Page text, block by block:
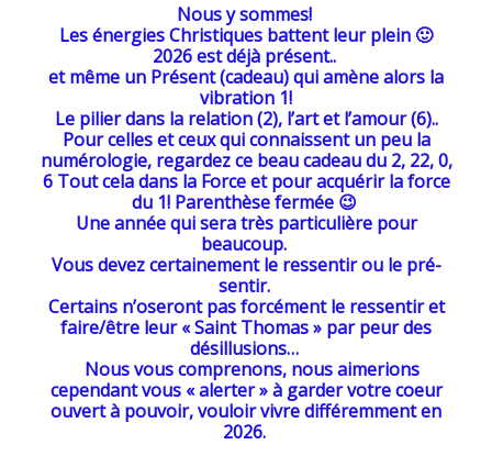
Nous y sommes!
Les énergies Christiques battent leur plein 🙂
2026 est déjà présent..
et même un Présent (cadeau) qui amène alors la
vibration 1!
Le pilier dans la relation (2), l’art et l’amour (6)..
Pour celles et ceux qui connaissent un peu la
numérologie, regardez ce beau cadeau du 2, 22, 0,
6 Tout cela dans la Force et pour acquérir la force
du 1! Parenthèse fermée 😉
Une année qui sera très particulière pour
beaucoup.
Vous devez certainement le ressentir ou le pré-
sentir.
Certains n’oseront pas forcément le ressentir et
faire/être leur « Saint Thomas » par peur des
désillusions…
Nous vous comprenons, nous aimerions
cependant vous « alerter » à garder votre coeur
ouvert à pouvoir, vouloir vivre différemment en
2026.